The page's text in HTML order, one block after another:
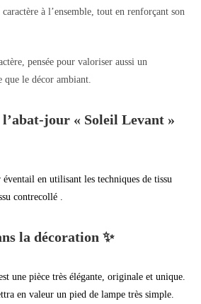
à l’ensemble, tout en renforçant son
pensée pour valoriser aussi un
que le décor ambiant.
l’abat-jour « Soleil Levant »
en utilisant les techniques de tissu
contrecollé .
la décoration ✨
une pièce très élégante, originale et unique.
en valeur un pied de lampe très simple.